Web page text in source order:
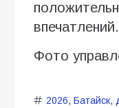
впечатлений.
Фото
2026, Батайск,